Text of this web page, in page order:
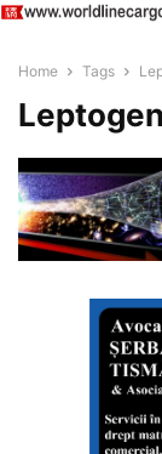
Home Tags